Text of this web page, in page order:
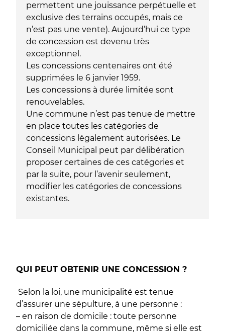
permettent une jouissance perpétuelle et
exclusive des terrains occupés, mais ce
n’est pas une vente). Aujourd’hui ce type
de concession est devenu très
exceptionnel.
Les concessions centenaires ont été
supprimées le 6 janvier 1959.
Les concessions à durée limitée sont
renouvelables.
Une commune n’est pas tenue de mettre
en place toutes les catégories de
concessions légalement autorisées. Le
Conseil Municipal peut par délibération
proposer certaines de ces catégories et
par la suite, pour l’avenir seulement,
modifier les catégories de concessions
existantes.
QUI PEUT OBTENIR UNE CONCESSION ?
Selon la loi, une municipalité est tenue
d’assurer une sépulture, à une personne :
– en raison de domicile : toute personne
domiciliée dans la commune, même si elle est